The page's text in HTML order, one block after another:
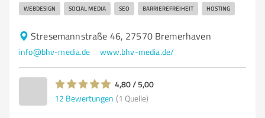
WEBDESIGN SOCIAL MEDIA SEO BARRIEREFREIHEIT HOSTING
Stresemannstraße 46, 27570 Bremerhaven
info@bhv-media.de www.bhv-media.de/
4,80 / 5,00
12 Bewertungen (1 Quelle)